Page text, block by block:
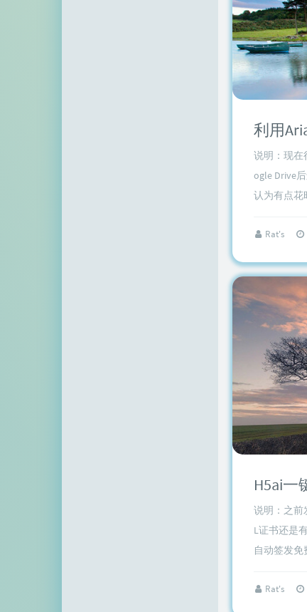
说明：现在
ogle Drive
认为有点花
Rat's
H5ai一
说明：之前
L证书还是
自动签发免
Rat's